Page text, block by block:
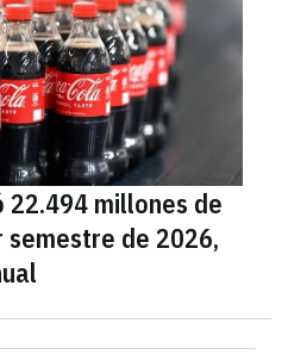
millones de
de 2026,